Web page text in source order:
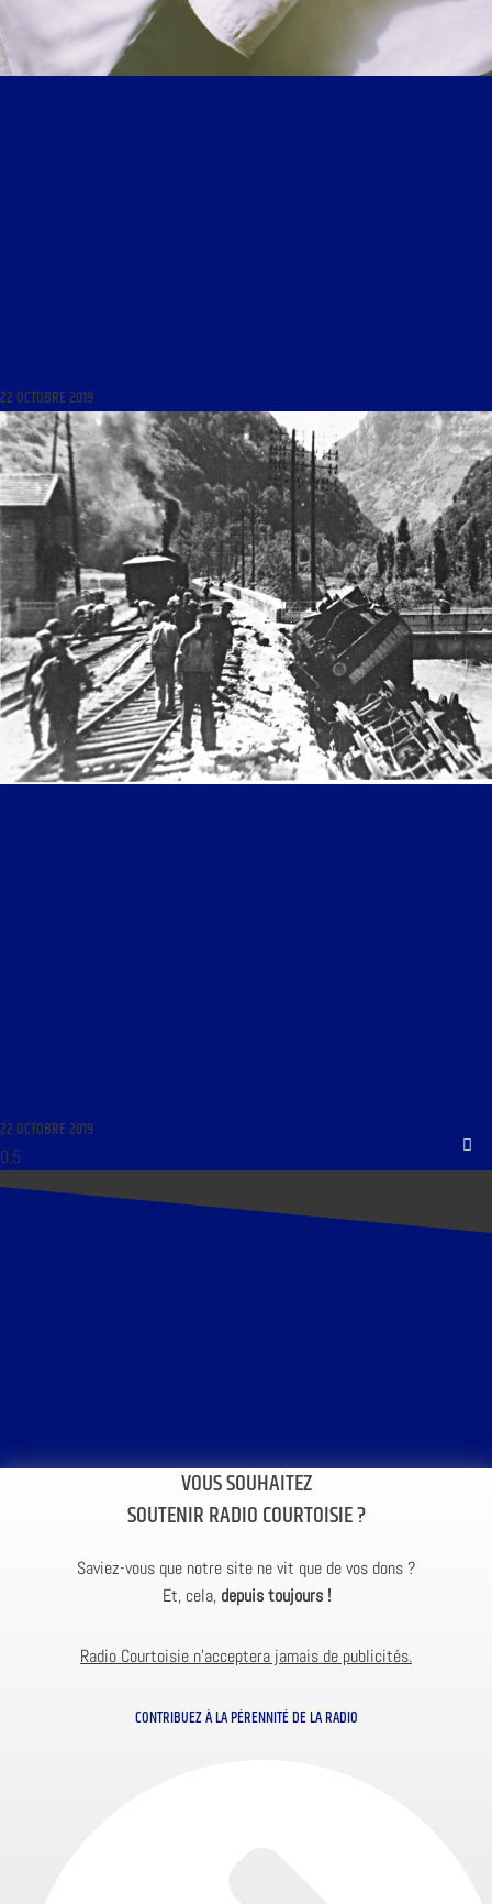
22 OCTOBRE 2019
22 OCTOBRE 2019
VOUS SOUHAITEZ
SOUTENIR RADIO COURTOISIE ?
Saviez-vous que notre site ne vit que de vos dons ?
Et, cela, depuis toujours !
Radio Courtoisie n’acceptera jamais de publicités.
CONTRIBUEZ À LA PÉRENNITÉ DE LA RADIO